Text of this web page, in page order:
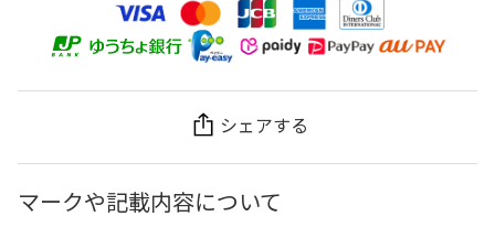
シェアする
マークや記載内容について